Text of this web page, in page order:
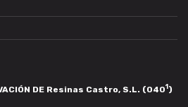
DE Resinas Castro, S.L. (0401)